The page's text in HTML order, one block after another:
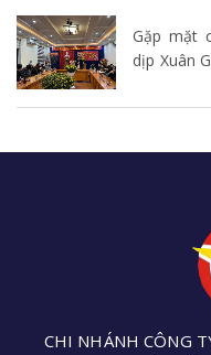
Gặp mặt
dịp Xuân
CHI NHÁNH CÔNG